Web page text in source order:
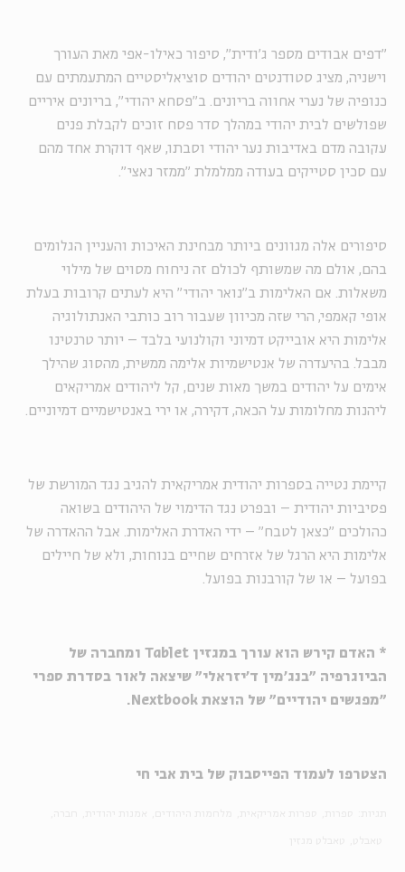
"דפים אבודים מספר ג'ודית", סיפור כאילו-אפי מאת העורך
וישניה, מציג סטודנטים יהודים סוציאליסטיים המתעמתים עם
כנופיה של נערי אחווה בריונים. ב"פסחא יהודי", בריונים איריים
שפולשים לבית יהודי במהלך סדר פסח זוכים לקבלת פנים
עקובה מדם באדיבות נער יהודי וסבתו, שאף דוקרת אחד מהם
עם סכין סטייקים בעודה ממלמלת "ממזר נאצי".
סיפורים אלה מגוונים ביותר מבחינת האיכות והעניין הגלומים
בהם, אולם מה שמשותף לכולם זה ניחוח מסוים של מילוי
משאלות. אם האלימות ב"נואר יהודי" היא לעתים קרובות בעלת
אופי קאמפי, הרי שזה מכיוון שעבור רוב כותבי האנתולוגיה
אלימות היא אובייקט דמיוני וקולנועי בלבד – יותר טרנטינו
מבבל. בהיעדרה של אנטישמיות אלימה ממשית, מהסוג שהילך
אימים על יהודים במשך מאות שנים, קל ליהודים אמריקאים
ליהנות מחלומות על הכאה, דקירה, או ירי באנטישמיים דמיוניים.
קיימת נטייה בספרות יהודית אמריקאית להגיב נגד המורשת של
פסיביות יהודית – ובפרט נגד הדימוי של היהודים בשואה
כהולכים "כצאן לטבח" – ידי האדרת האלימות. אבל ההאדרה של
אלימות היא הרגל של אזרחים שחיים בנוחות, ולא של חיילים
בפועל – או של קורבנות בפועל
* האדם קירש הוא עורך במגזין Tablet ומחברה של
הביוגרפיה "בנג'מין ד'יזראלי" שיצאה לאור בסדרת ספרי
"מפגשים יהודיים" של הוצאת Nextbook
.
הצטרפו לעמוד הפייסבוק של בית אבי חי